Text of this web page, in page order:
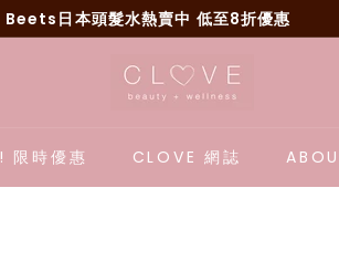
slideshow
Beets日本頭髮水熱賣中 低至8折優惠
C
l
v
e
! 限時優惠 CLOVE 網誌